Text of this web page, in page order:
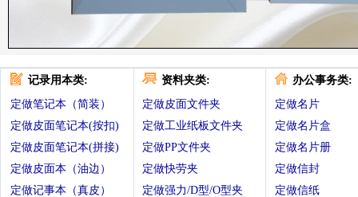
记录用本类:
定做笔记本（简装）
定做皮面笔记本(按扣)
定做皮面笔记本(拼接)
定做皮面本（油边）
定做记事本（真皮）
资料夹类:
定做皮面文件夹
定做工业纸板文件夹
定做PP文件夹
定做快劳夹
定做强力/D型/O型夹
办公事务类:
定做名片
定做名片盒
定做名片册
定做信封
定做信纸